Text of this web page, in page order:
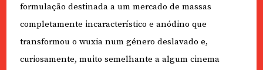
formulação destinada a um mercado de massas
completamente incaracterístico e anódino que
transformou o wuxia num género deslavado e,
curiosamente, muito semelhante a algum cinema